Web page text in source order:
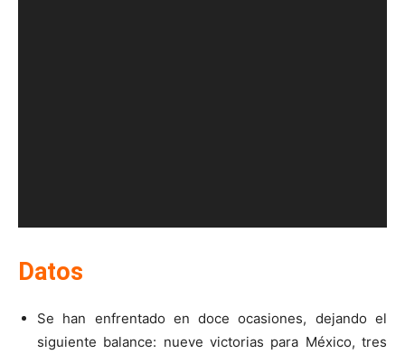
Datos
Se han enfrentado en doce ocasiones, dejando el
siguiente balance: nueve victorias para México, tres